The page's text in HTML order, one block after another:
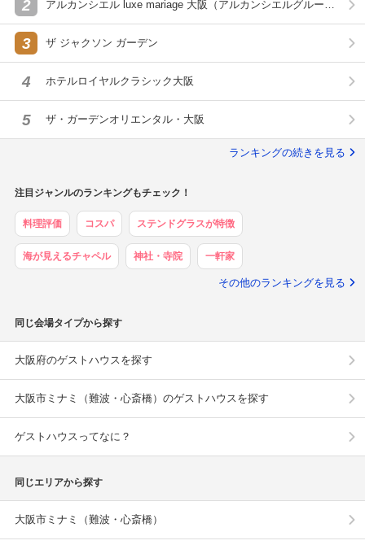
2
アルカンシエル luxe mariage 大阪（アルカンシエルグルー
3 ザ ジャクソン ガーデン
4 ホテルロイヤルクラシック大阪
5 ザ・ガーデンオリエンタル・大阪
ランキングの続きを見る
注目ジャンルのランキングもチェック！
料理評価 コスパ ステンドグラスが特徴
海が見えるチャペル 神社・寺院 一軒家
その他のランキングを見る
同じ会場タイプから探す
大阪府のゲストハウスを探す
大阪市ミナミ（難波・心斎橋）のゲストハウスを探す
ゲストハウスってなに？
同じエリアから探す
大阪市ミナミ（難波・心斎橋）